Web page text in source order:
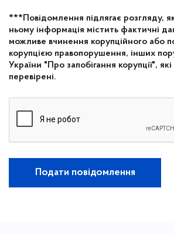
***Повідомлення підлягає розгляду,
ньому інформація містить фактичні
можливе вчинення корупційного або
корупцією правопорушення, інших
України "Про запобігання корупції",
перевірені.
Подати повідомлення